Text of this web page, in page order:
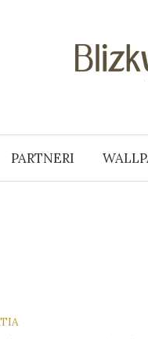
PARTNERI